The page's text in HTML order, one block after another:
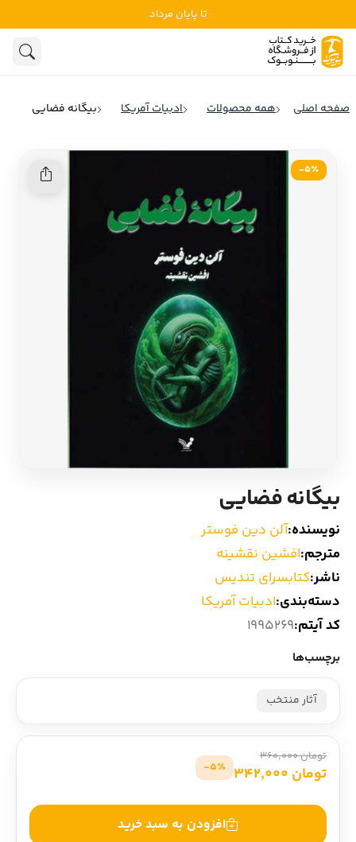
تا پایان مرداد
ادبیات
تاریخ و سیاست
ادبیات انگلیس
ادبیات ایتالیا
ادبیات آمریکای لاتین
ادبیات آلمان
ادبیات ترکیه
ادبیات آسیا
سایر کشورهای اروپا
داستان کوتاه
شعر و متون کهن
صفحه اصلی همه محصولات ادبیات آمریکا بیگانه فضایی
5٪-
بیگانه فضایی
نویسنده:آلن دین فوستر
مترجم:افشین نقشینه
ناشر:کتابسرای تندیس
دسته‌بندی:ادبیات آمریکا
کد آیتم:1995269
برچسب‌ها
آثار منتخب
تومان 360,000
تومان 342,000 5٪-
افزودن به سبد خرید